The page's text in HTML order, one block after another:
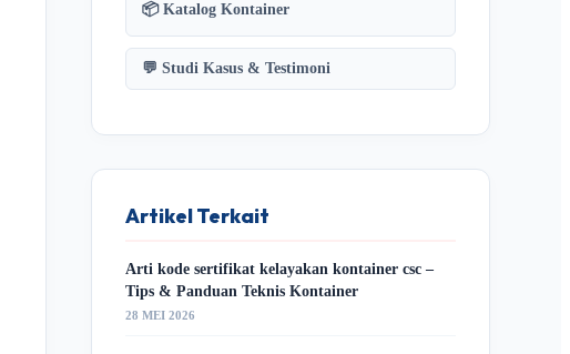
📦 Katalog Kontainer
💬 Studi Kasus & Testimoni
Artikel Terkait
Arti kode sertifikat kelayakan kontainer csc –
Tips & Panduan Teknis Kontainer
28 MEI 2026